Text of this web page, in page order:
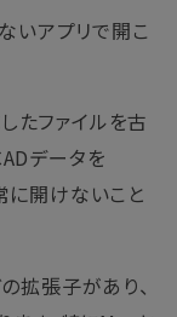
いアプリで開こ
たファイルを古
データを
に開けないこと
拡張子があり、